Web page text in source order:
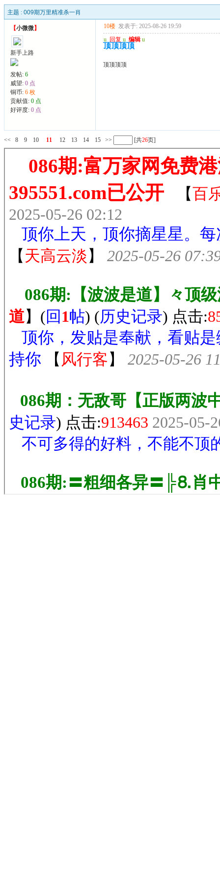
主题 : 009期万里精准杀一肖
【小微微】
新手上路
发帖: 6
威望: 0 点
铜币: 6 枚
贡献值: 0 点
好评度: 0 点
10楼 发表于: 2025-08-26 19:59
u 回复 u 编辑 u
顶顶顶顶
顶顶顶顶
<< 8 9 10 11 12 13 14 15 >> [共26页]